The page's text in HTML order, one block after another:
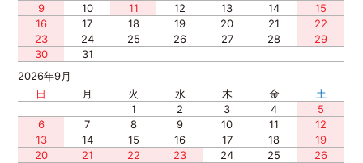
9
10 11 12 13 14
15
16
17 18 19 20 21
22
23
24 25 26 27 28
29
30
31
2026年9月
日
月 火 水 木 金
土
1
2 3 4
5
6
7 8 9 10 11
12
13
14 15 16 17 18
19
20
21 22 23 24 25
26